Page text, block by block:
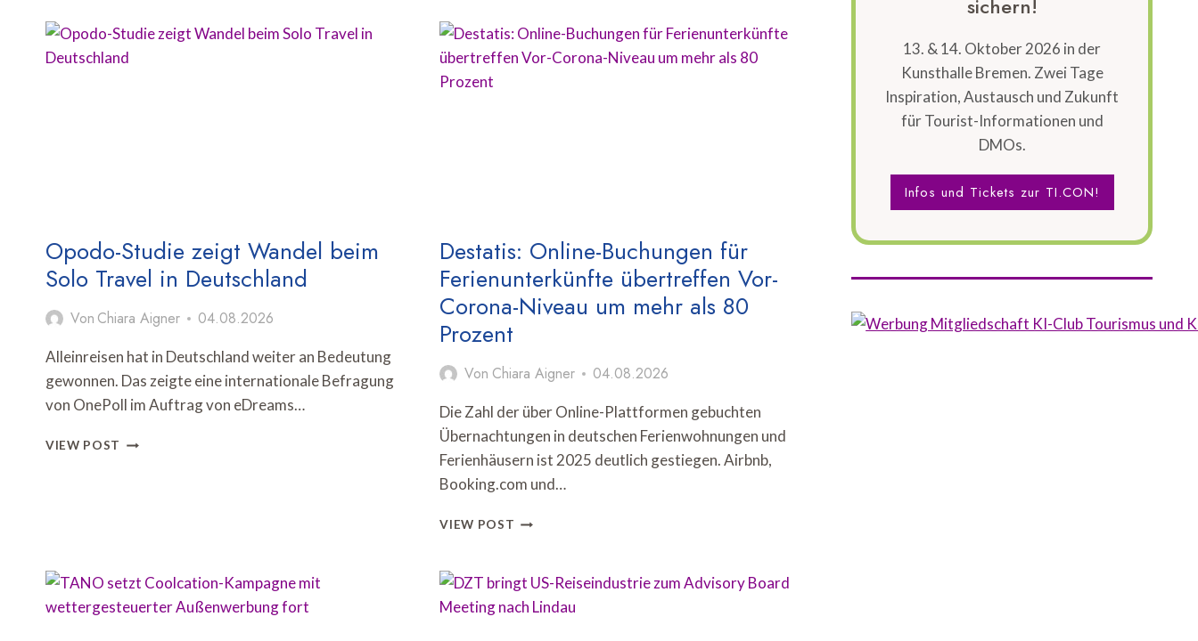
2026
DISKUTIERT
KARRIERECHANCEN
Opodo-Studie zeigt Wandel beim
Solo Travel in Deutschland
Von Chiara Aigner 04.08.2026
Alleinreisen hat in Deutschland weiter an Bedeutung
gewonnen. Das zeigte eine internationale Befragung
von OnePoll im Auftrag von eDreams…
VIEW POST OPODO-
DEUTSCHLAND
Destatis: Online-Buchungen für
Ferienunterkünfte übertreffen Vor-
Corona-Niveau um mehr als 80
Prozent
Von Chiara Aigner 04.08.2026
Die Zahl der über Online-Plattformen gebuchten
Übernachtungen in deutschen Ferienwohnungen und
Ferienhäusern ist 2025 deutlich gestiegen. Airbnb,
Booking.com und…
VIEW POST DESTATIS:
FÜR
FERIENUNTERKÜNFTE
ÜBERTREFFEN
sichern!
13. & 14. Oktober 2026 in der
Kunsthalle Bremen. Zwei Tage
Inspiration, Austausch und Zukunft
für Tourist-Informationen und
DMOs.
Infos und Tickets zur TI.CON!